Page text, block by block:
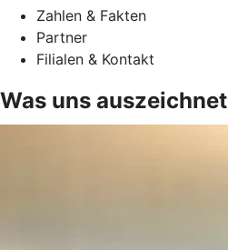
Zahlen & Fakten
Partner
Filialen & Kontakt
Was uns auszeichnet